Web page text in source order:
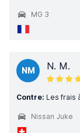
MG 3
NM N. M.
Contre: Les frais
Nissan Juke